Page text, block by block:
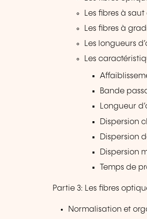
Les fibres à saut
Les fibres à
Les longueurs
Les
Bande
Longueur
Dispersion
Dispersion
Dispersion
Temps de
Partie 3: Les fibres
Normalisation et